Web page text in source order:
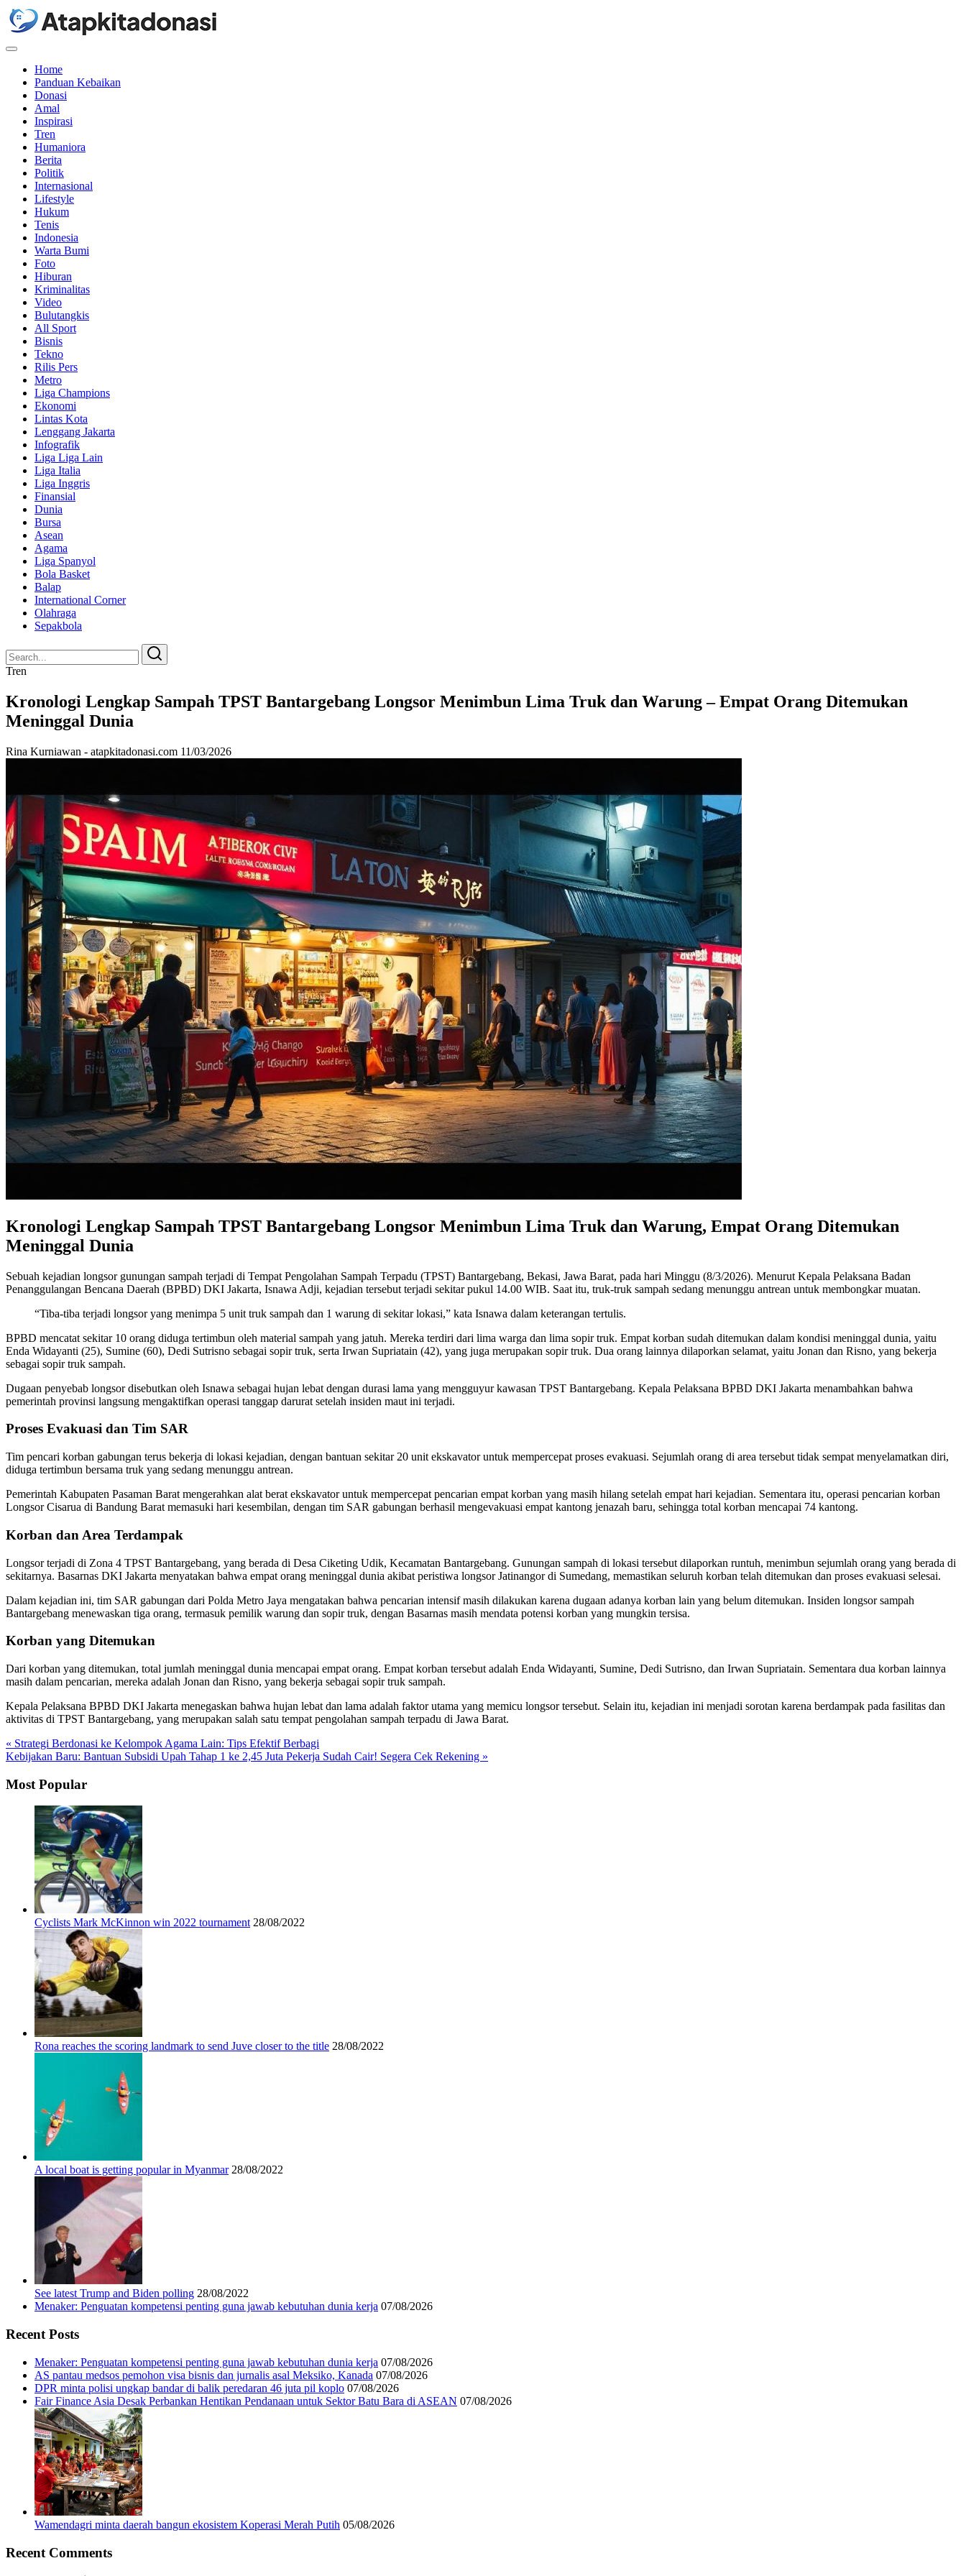
Menu
Home
Panduan Kebaikan
Donasi
Amal
Inspirasi
Tren
Humaniora
Berita
Politik
Internasional
Lifestyle
Hukum
Tenis
Indonesia
Warta Bumi
Foto
Hiburan
Kriminalitas
Video
Bulutangkis
All Sport
Bisnis
Tekno
Rilis Pers
Metro
Liga Champions
Ekonomi
Lintas Kota
Lenggang Jakarta
Infografik
Liga Liga Lain
Liga Italia
Liga Inggris
Finansial
Dunia
Bursa
Asean
Agama
Liga Spanyol
Bola Basket
Balap
International Corner
Olahraga
Sepakbola
Search
for:
Search
Tren
Kronologi Lengkap Sampah TPST Bantargebang Longsor Menimbun Lima Truk dan Warung – Empat Orang Ditemukan
Meninggal Dunia
Rina Kurniawan - atapkitadonasi.com 11/03/2026
Kronologi Lengkap Sampah TPST Bantargebang Longsor Menimbun Lima Truk dan Warung, Empat Orang Ditemukan
Meninggal Dunia
Sebuah kejadian longsor gunungan sampah terjadi di Tempat Pengolahan Sampah Terpadu (TPST) Bantargebang, Bekasi, Jawa Barat, pada hari Minggu (8/3/2026). Menurut Kepala Pelaksana Badan
Penanggulangan Bencana Daerah (BPBD) DKI Jakarta, Isnawa Adji, kejadian tersebut terjadi sekitar pukul 14.00 WIB. Saat itu, truk-truk sampah sedang menunggu antrean untuk membongkar muatan.
“Tiba-tiba terjadi longsor yang menimpa 5 unit truk sampah dan 1 warung di sekitar lokasi,” kata Isnawa dalam keterangan tertulis.
BPBD mencatat sekitar 10 orang diduga tertimbun oleh material sampah yang jatuh. Mereka terdiri dari lima warga dan lima sopir truk. Empat korban sudah ditemukan dalam kondisi meninggal dunia, yaitu
Enda Widayanti (25), Sumine (60), Dedi Sutrisno sebagai sopir truk, serta Irwan Supriatain (42), yang juga merupakan sopir truk. Dua orang lainnya dilaporkan selamat, yaitu Jonan dan Risno, yang bekerja
sebagai sopir truk sampah.
Dugaan penyebab longsor disebutkan oleh Isnawa sebagai hujan lebat dengan durasi lama yang mengguyur kawasan TPST Bantargebang. Kepala Pelaksana BPBD DKI Jakarta menambahkan bahwa
pemerintah provinsi langsung mengaktifkan operasi tanggap darurat setelah insiden maut ini terjadi.
Proses Evakuasi dan Tim SAR
Tim pencari korban gabungan terus bekerja di lokasi kejadian, dengan bantuan sekitar 20 unit ekskavator untuk mempercepat proses evakuasi. Sejumlah orang di area tersebut tidak sempat menyelamatkan diri,
diduga tertimbun bersama truk yang sedang menunggu antrean.
Pemerintah Kabupaten Pasaman Barat mengerahkan alat berat ekskavator untuk mempercepat pencarian empat korban yang masih hilang setelah empat hari kejadian. Sementara itu, operasi pencarian korban
Longsor Cisarua di Bandung Barat memasuki hari kesembilan, dengan tim SAR gabungan berhasil mengevakuasi empat kantong jenazah baru, sehingga total korban mencapai 74 kantong.
Korban dan Area Terdampak
Longsor terjadi di Zona 4 TPST Bantargebang, yang berada di Desa Ciketing Udik, Kecamatan Bantargebang. Gunungan sampah di lokasi tersebut dilaporkan runtuh, menimbun sejumlah orang yang berada di
sekitarnya. Basarnas DKI Jakarta menyatakan bahwa empat orang meninggal dunia akibat peristiwa longsor Jatinangor di Sumedang, memastikan seluruh korban telah ditemukan dan proses evakuasi selesai.
Dalam kejadian ini, tim SAR gabungan dari Polda Metro Jaya mengatakan bahwa pencarian intensif masih dilakukan karena dugaan adanya korban lain yang belum ditemukan. Insiden longsor sampah
Bantargebang menewaskan tiga orang, termasuk pemilik warung dan sopir truk, dengan Basarnas masih mendata potensi korban yang mungkin tersisa.
Korban yang Ditemukan
Dari korban yang ditemukan, total jumlah meninggal dunia mencapai empat orang. Empat korban tersebut adalah Enda Widayanti, Sumine, Dedi Sutrisno, dan Irwan Supriatain. Sementara dua korban lainnya
masih dalam pencarian, mereka adalah Jonan dan Risno, yang bekerja sebagai sopir truk sampah.
Kepala Pelaksana BPBD DKI Jakarta menegaskan bahwa hujan lebat dan lama adalah faktor utama yang memicu longsor tersebut. Selain itu, kejadian ini menjadi sorotan karena berdampak pada fasilitas dan
aktivitas di TPST Bantargebang, yang merupakan salah satu tempat pengolahan sampah terpadu di Jawa Barat.
« Strategi Berdonasi ke Kelompok Agama Lain: Tips Efektif Berbagi
Kebijakan Baru: Bantuan Subsidi Upah Tahap 1 ke 2,45 Juta Pekerja Sudah Cair! Segera Cek Rekening »
Most Popular
Cyclists Mark McKinnon win 2022 tournament 28/08/2022
Rona reaches the scoring landmark to send Juve closer to the title 28/08/2022
A local boat is getting popular in Myanmar 28/08/2022
See latest Trump and Biden polling 28/08/2022
Menaker: Penguatan kompetensi penting guna jawab kebutuhan dunia kerja 07/08/2026
Recent Posts
Menaker: Penguatan kompetensi penting guna jawab kebutuhan dunia kerja 07/08/2026
AS pantau medsos pemohon visa bisnis dan jurnalis asal Meksiko, Kanada 07/08/2026
DPR minta polisi ungkap bandar di balik peredaran 46 juta pil koplo 07/08/2026
Fair Finance Asia Desak Perbankan Hentikan Pendanaan untuk Sektor Batu Bara di ASEAN 07/08/2026
Wamendagri minta daerah bangun ekosistem Koperasi Merah Putih 05/08/2026
Recent Comments